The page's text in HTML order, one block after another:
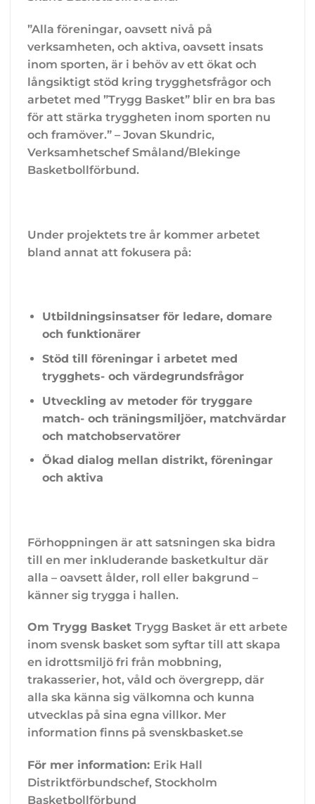
”Alla föreningar, oavsett nivå på
verksamheten, och aktiva, oavsett insats
inom sporten, är i behöv av ett ökat och
långsiktigt stöd kring trygghetsfrågor och
arbetet med ”Trygg Basket” blir en bra bas
för att stärka tryggheten inom sporten nu
och framöver.” – Jovan Skundric,
Verksamhetschef Småland/Blekinge
Basketbollförbund.
Under projektets tre år kommer arbetet
bland annat att fokusera på:
Utbildningsinsatser för ledare, domare
och funktionärer
Stöd till föreningar i arbetet med
trygghets- och värdegrundsfrågor
Utveckling av metoder för tryggare
match- och träningsmiljöer, matchvärdar
och matchobservatörer
Ökad dialog mellan distrikt, föreningar
och aktiva
Förhoppningen är att satsningen ska bidra
till en mer inkluderande basketkultur där
alla – oavsett ålder, roll eller bakgrund –
känner sig trygga i hallen.
Om Trygg Basket Trygg Basket är ett arbete
inom svensk basket som syftar till att skapa
en idrottsmiljö fri från mobbning,
trakasserier, hot, våld och övergrepp, där
alla ska känna sig välkomna och kunna
utvecklas på sina egna villkor. Mer
information finns på svenskbasket.se
För mer information: Erik Hall
Distriktförbundschef, Stockholm
Basketbollförbund